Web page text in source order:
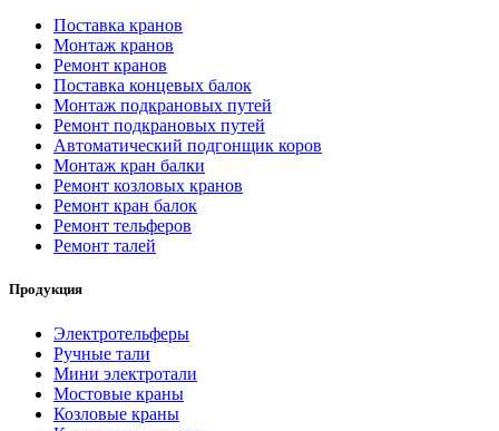
Поставка кранов
Монтаж кранов
Ремонт кранов
Поставка концевых балок
Монтаж подкрановых путей
Ремонт подкрановых путей
Автоматический подгонщик коров
Монтаж кран балки
Ремонт козловых кранов
Ремонт кран балок
Ремонт тельферов
Ремонт талей
Продукция
Электротельферы
Ручные тали
Мини электротали
Мостовые краны
Козловые краны